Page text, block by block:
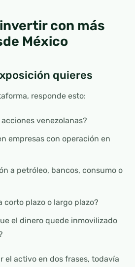
con más
México
quieres
responde esto:
venezolanas?
empresas con operación en
a petróleo, bancos, consumo o
corto plazo o largo plazo?
el dinero quede inmovilizado
el activo en dos frases, todavía